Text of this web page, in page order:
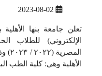
2023-08-02
تعلن جامعة بنها
الإلكتروني) للطلاب
الأهلية وهي: كلية الطب